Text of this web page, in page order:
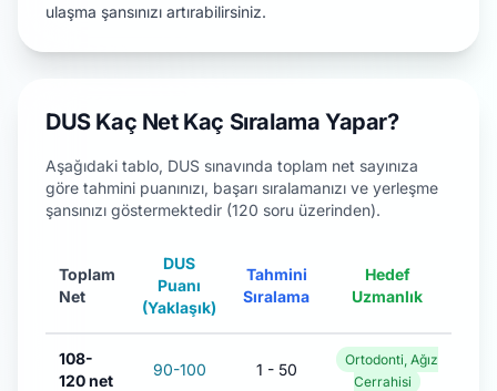
ulaşma şansınızı artırabilirsiniz.
DUS Kaç Net Kaç Sıralama Yapar?
Aşağıdaki tablo, DUS sınavında toplam net sayınıza
göre tahmini puanınızı, başarı sıralamanızı ve yerleşme
şansınızı göstermektedir (120 soru üzerinden).
Toplam
Net
DUS
Puanı
(Yaklaşık)
Tahmini
Sıralama
Hedef
Uzmanlık
108-
120 net
90-100 1 - 50
Ortodonti, Ağız
Cerrahisi